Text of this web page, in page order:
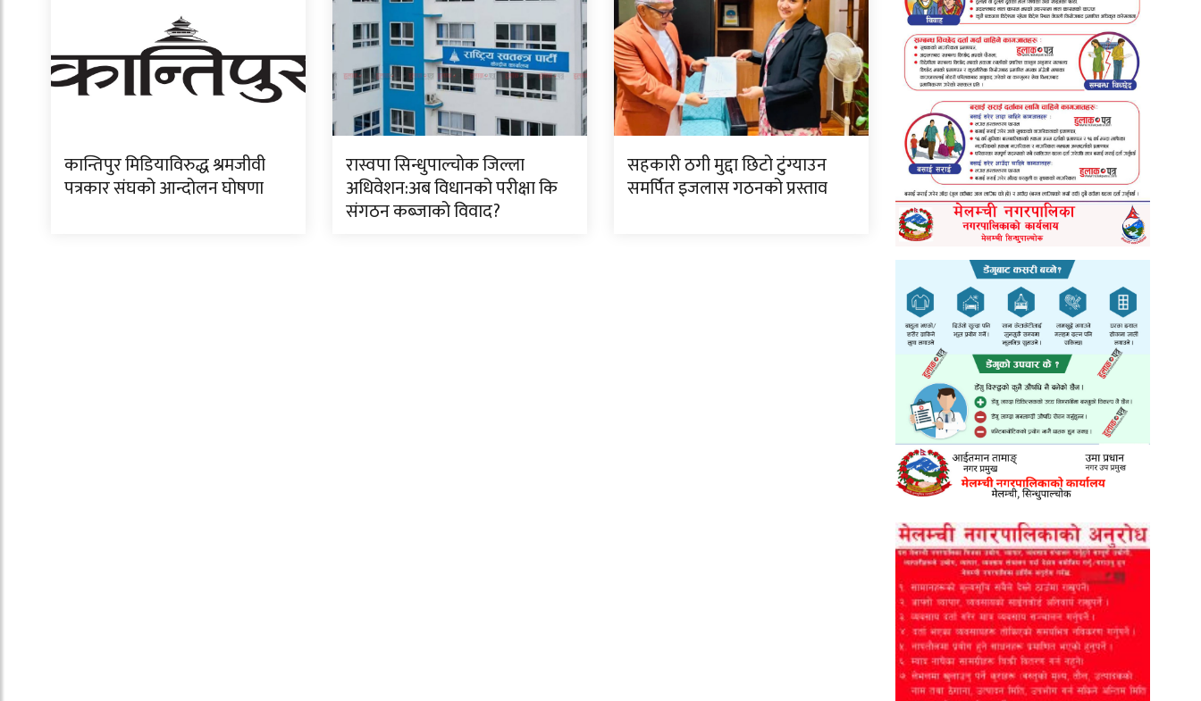
कान्तिपुर मिडियाविरुद्ध श्रमजीवी
पत्रकार संघको आन्दोलन घोषणा
रास्वपा सिन्धुपाल्चोक जिल्ला
अधिवेशन:अब विधानको परीक्षा कि
संगठन कब्जाको विवाद?
सहकारी ठगी मुद्दा छिटो टुंग्याउन
समर्पित इजलास गठनको प्रस्ताव